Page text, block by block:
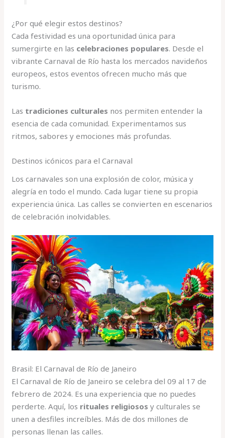
¿Por qué elegir estos destinos?
Cada festividad es una oportunidad única para
sumergirte en las celebraciones populares. Desde el
vibrante Carnaval de Río hasta los mercados navideños
europeos, estos eventos ofrecen mucho más que
turismo.
Las tradiciones culturales nos permiten entender la
esencia de cada comunidad. Experimentamos sus
ritmos, sabores y emociones más profundas.
Destinos icónicos para el Carnaval
Los carnavales son una explosión de color, música y
alegría en todo el mundo. Cada lugar tiene su propia
experiencia única. Las calles se convierten en escenarios
de celebración inolvidables.
Brasil: El Carnaval de Río de Janeiro
El Carnaval de Río de Janeiro se celebra del 09 al 17 de
febrero de 2024. Es una experiencia que no puedes
perderte. Aquí, los rituales religiosos y culturales se
unen a desfiles increíbles. Más de dos millones de
personas llenan las calles.